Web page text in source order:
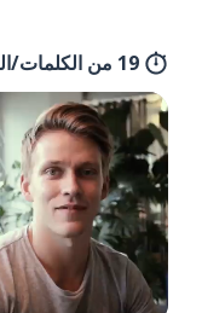
19 من الكلمات/العبارات للتعلُّم